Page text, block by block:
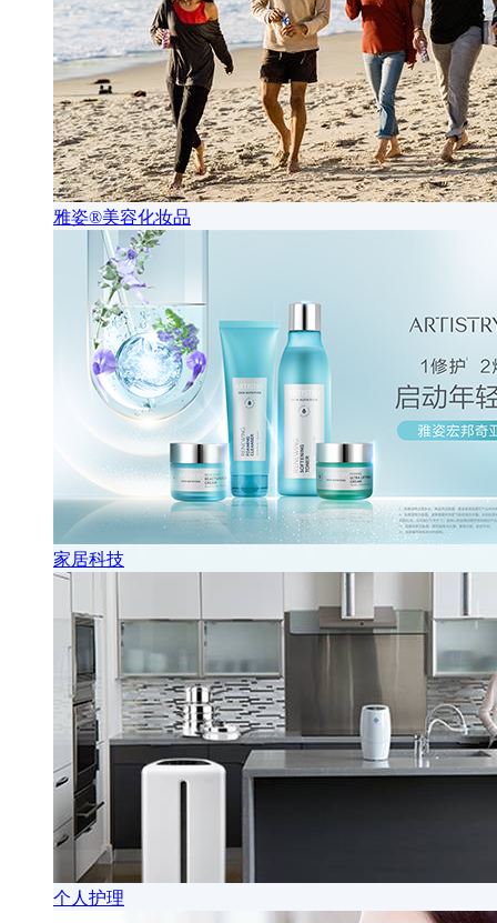
雅姿®美容化妆品
家居科技
个人护理